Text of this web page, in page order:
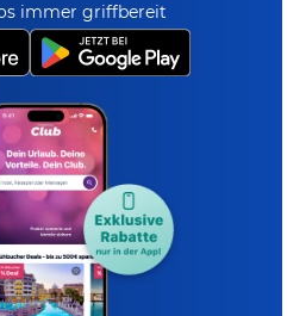
immer griffbereit